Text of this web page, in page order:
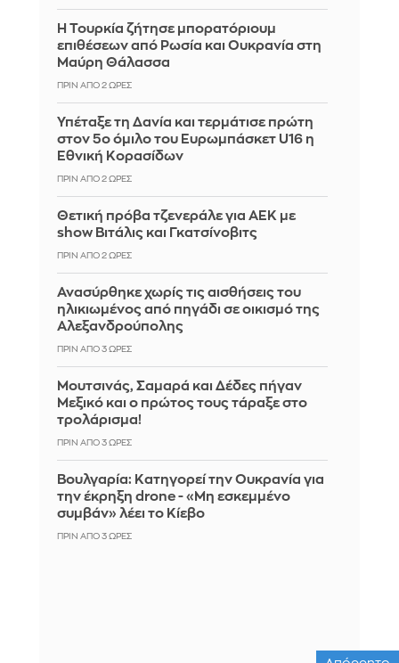
Η Τουρκία ζήτησε μπορατόριουμ
επιθέσεων από Ρωσία και Ουκρανία στη
Μαύρη Θάλασσα
ΠΡΙΝ ΑΠΌ 2 ΏΡΕΣ
Υπέταξε τη Δανία και τερμάτισε πρώτη
στον 5ο όμιλο του Ευρωμπάσκετ U16 η
Εθνική Κορασίδων
ΠΡΙΝ ΑΠΌ 2 ΏΡΕΣ
Θετική πρόβα τζενεράλε για ΑΕΚ με
show Βιτάλις και Γκατσίνοβιτς
ΠΡΙΝ ΑΠΌ 2 ΏΡΕΣ
Ανασύρθηκε χωρίς τις αισθήσεις του
ηλικιωμένος από πηγάδι σε οικισμό της
Αλεξανδρούπολης
ΠΡΙΝ ΑΠΌ 3 ΏΡΕΣ
Μουτσινάς, Σαμαρά και Δέδες πήγαν
Μεξικό και ο πρώτος τους τάραξε στο
τρολάρισμα!
ΠΡΙΝ ΑΠΌ 3 ΏΡΕΣ
Βουλγαρία: Κατηγορεί την Ουκρανία για
την έκρηξη drone - «Μη εσκεμμένο
συμβάν» λέει το Κίεβο
ΠΡΙΝ ΑΠΌ 3 ΏΡΕΣ